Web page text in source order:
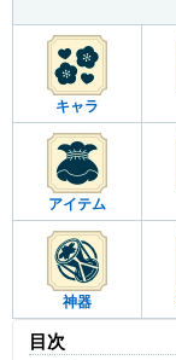
キャラ
アイテム
神器
目次